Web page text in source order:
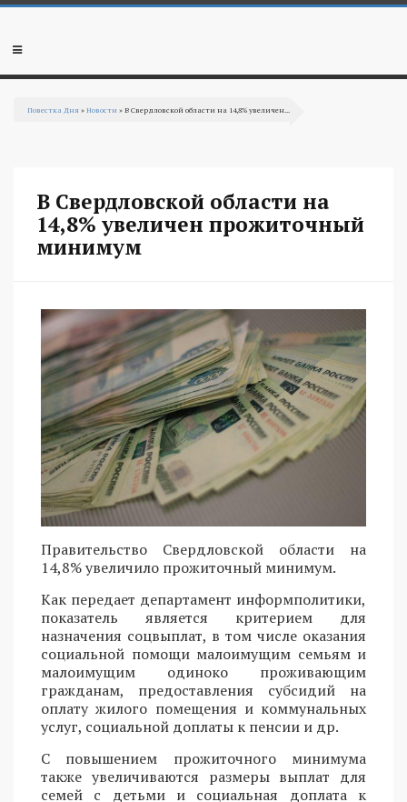
Перейти к основному содержанию
Мобильное
Повестка Дня »Новости » В Свердловской области на 14,8% увеличен...
В Свердловской области на
14,8% увеличен прожиточный
минимум
Правительство Свердловской области на
14,8% увеличило прожиточный минимум.
Как передает департамент информполитики,
показатель является критерием для
назначения соцвыплат, в том числе оказания
социальной помощи малоимущим семьям и
малоимущим одиноко проживающим
гражданам, предоставления субсидий на
оплату жилого помещения и коммунальных
услуг, социальной доплаты к пенсии и др.
С повышением прожиточного минимума
также увеличиваются размеры выплат для
семей с детьми и социальная доплата к